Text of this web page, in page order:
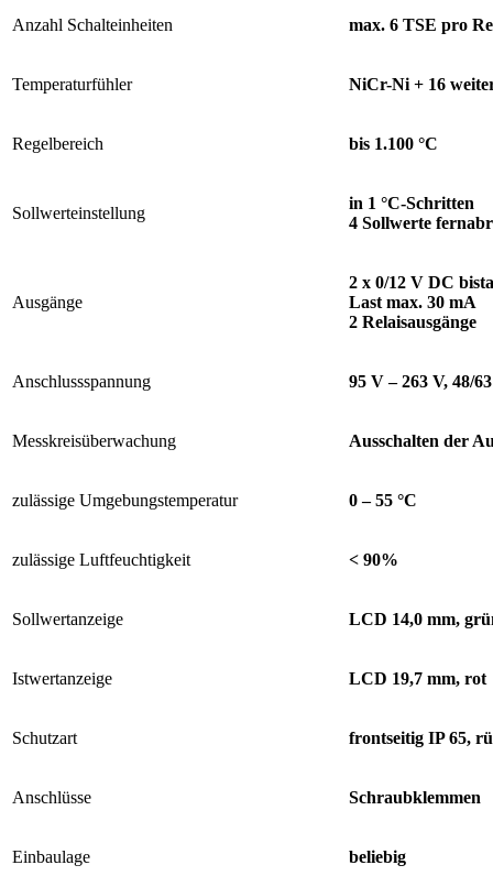
Anzahl Schalteinheiten max. 6 TSE pro
Temperaturfühler NiCr-Ni + 16
Regelbereich bis 1.100 °C
Sollwerteinstellung
in 1 °C-Schritten
4 Sollwerte
Ausgänge
2 x 0/12 V DC
Last max. 30 mA
2 Relaisausgänge
Anschlussspannung 95 V – 263 V, 48/
Messkreisüberwachung Ausschalten der
zulässige Umgebungstemperatur 0 – 55 °C
zulässige Luftfeuchtigkeit < 90%
Sollwertanzeige LCD 14,0 mm,
Istwertanzeige LCD 19,7 mm, rot
Schutzart frontseitig IP 65,
Anschlüsse Schraubklemmen
Einbaulage beliebig